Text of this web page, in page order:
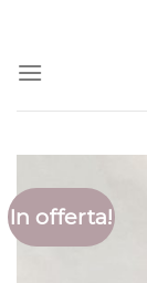
contenuti
In offerta!